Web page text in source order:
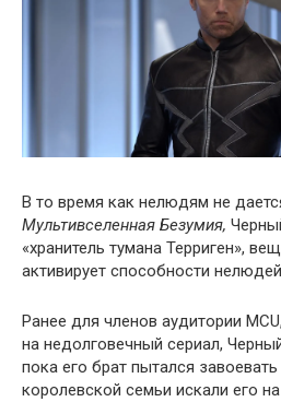
В то время как нелюдям не
Мультивселенная Безумия,
«хранитель тумана Терриген»,
активирует способности
Ранее для членов аудитории
на недолговечный сериал,
пока его брат пытался
королевской семьи искали его